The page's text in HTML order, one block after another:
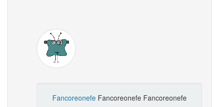
FancoreonefeFancoreonefe Fancoreonefe